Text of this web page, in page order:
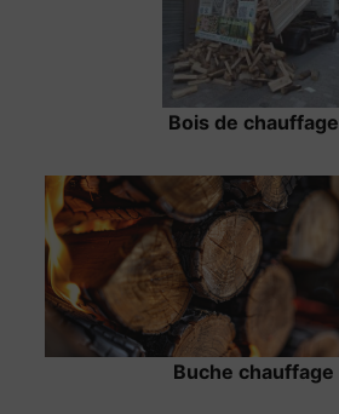
Bois de chauffage
Buche chauffage